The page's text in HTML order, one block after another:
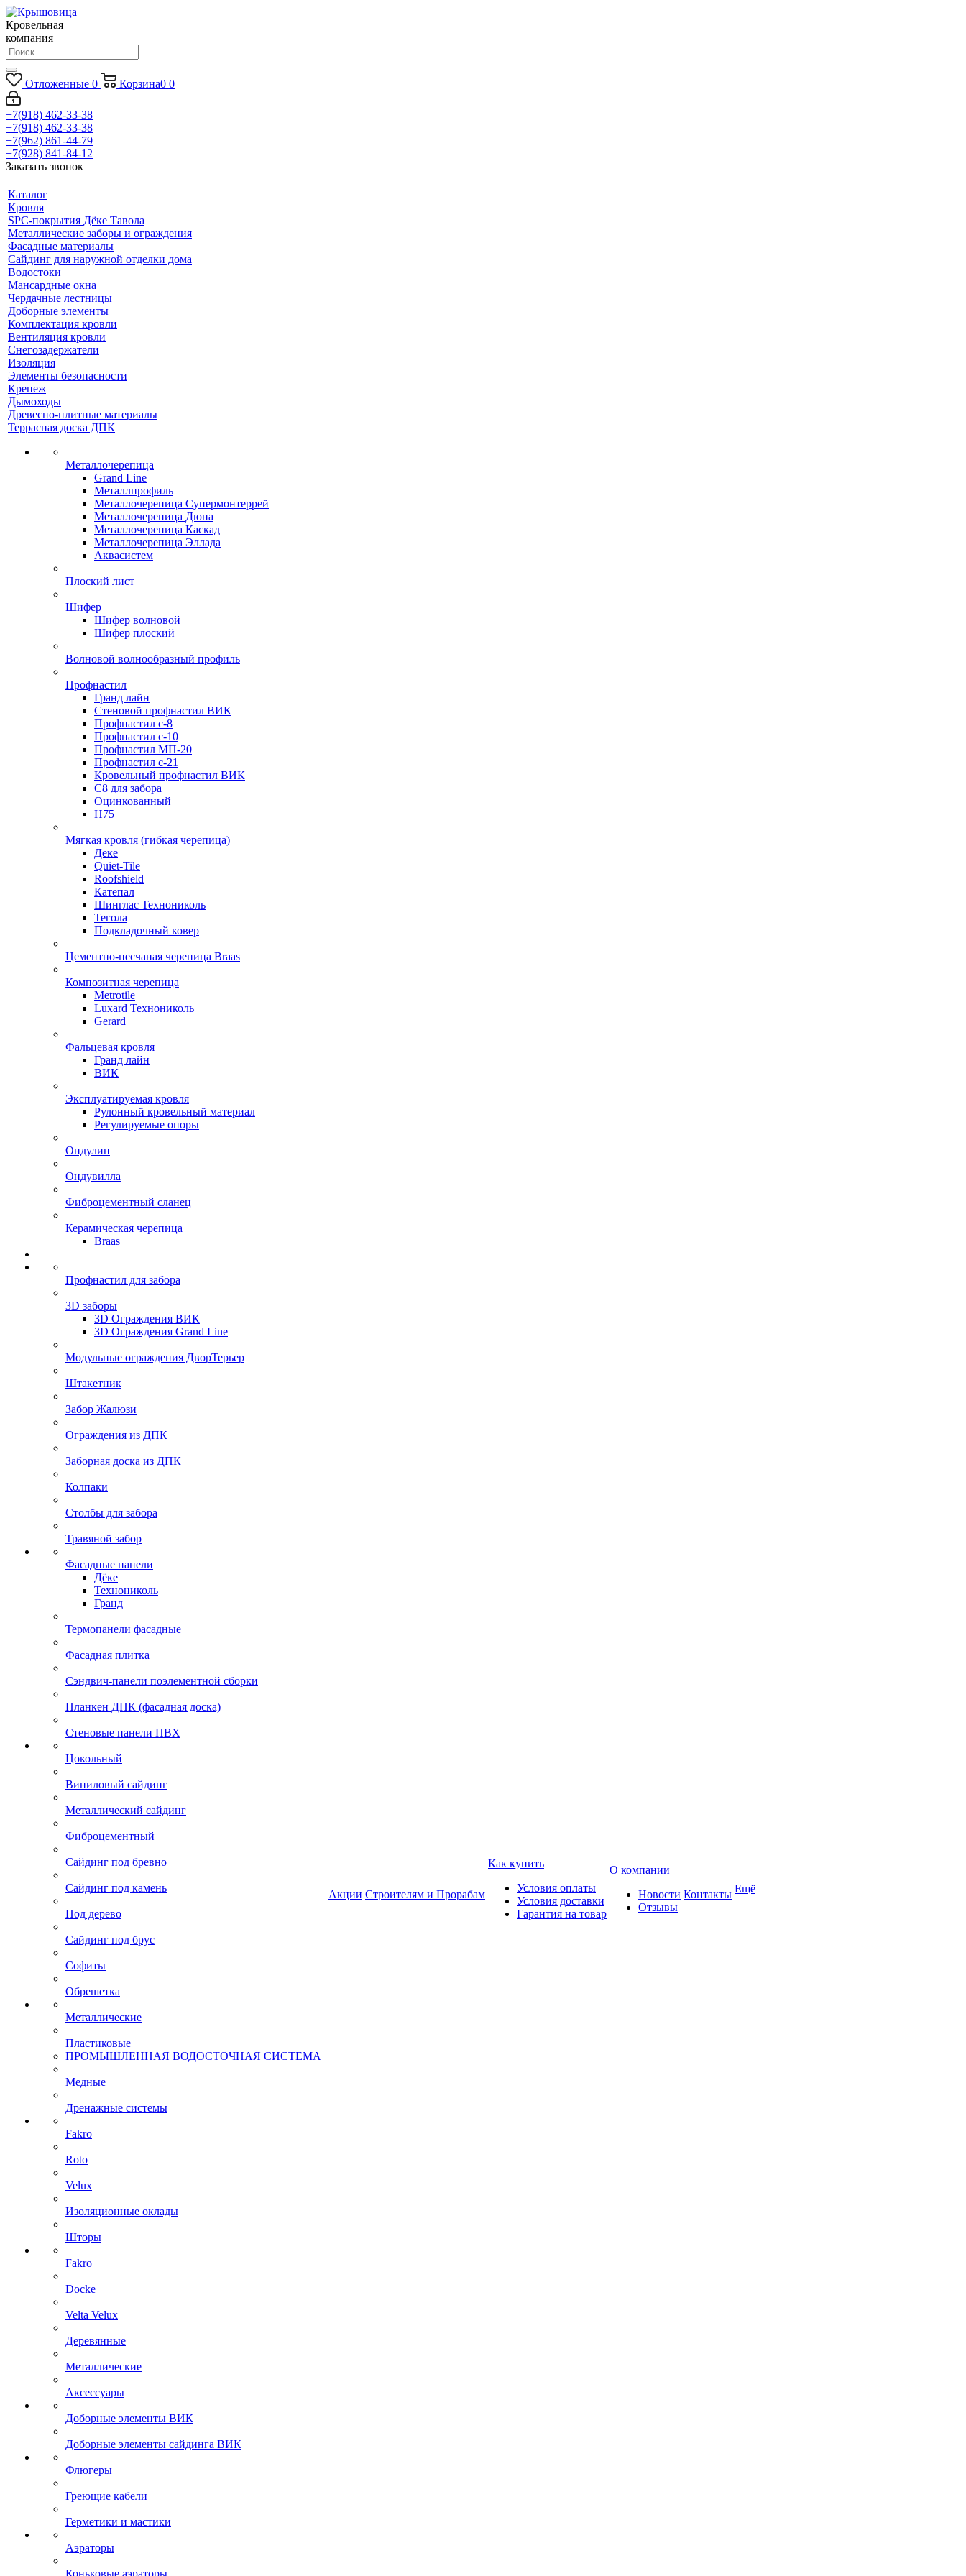
Кровельная
компания
Отложенные 0 Корзина0 0
+7(918) 462-33-38
+7(918) 462-33-38
+7(962) 861-44-79
+7(928) 841-84-12
Заказать звонок
Каталог
Кровля
SPC-покрытия Дёке Тавола
Металлические заборы и ограждения
Фасадные материалы
Сайдинг для наружной отделки дома
Водостоки
Мансардные окна
Чердачные лестницы
Доборные элементы
Комплектация кровли
Вентиляция кровли
Снегозадержатели
Изоляция
Элементы безопасности
Крепеж
Дымоходы
Древесно-плитные материалы
Террасная доска ДПК
Металлочерепица
Grand Line
Металлпрофиль
Металлочерепица Супермонтеррей
Металлочерепица Дюна
Металлочерепица Каскад
Металлочерепица Эллада
Аквасистем
Плоский лист
Шифер
Шифер волновой
Шифер плоский
Волновой волнообразный профиль
Профнастил
Гранд лайн
Стеновой профнастил ВИК
Профнастил с-8
Профнастил с-10
Профнастил МП-20
Профнастил с-21
Кровельный профнастил ВИК
С8 для забора
Оцинкованный
Н75
Мягкая кровля (гибкая черепица)
Деке
Quiet-Tile
Roofshield
Катепал
Шинглас Технониколь
Тегола
Подкладочный ковер
Цементно-песчаная черепица Braas
Композитная черепица
Metrotile
Luxard Технониколь
Gerard
Фальцевая кровля
Гранд лайн
ВИК
Эксплуатируемая кровля
Рулонный кровельный материал
Регулируемые опоры
Ондулин
Ондувилла
Фиброцементный сланец
Керамическая черепица
Braas
Профнастил для забора
3D заборы
3D Ограждения ВИК
3D Ограждения Grand Line
Модульные ограждения ДворТерьер
Штакетник
Забор Жалюзи
Ограждения из ДПК
Заборная доска из ДПК
Колпаки
Столбы для забора
Травяной забор
Фасадные панели
Дёке
Технониколь
Гранд
Термопанели фасадные
Фасадная плитка
Сэндвич-панели поэлементной сборки
Планкен ДПК (фасадная доска)
Стеновые панели ПВХ
Цокольный
Виниловый сайдинг
Металлический сайдинг
Фиброцементный
Сайдинг под бревно
Сайдинг под камень
Под дерево
Сайдинг под брус
Софиты
Обрешетка
Металлические
Пластиковые
ПРОМЫШЛЕННАЯ ВОДОСТОЧНАЯ СИСТЕМА
Медные
Дренажные системы
Fakro
Roto
Velux
Изоляционные оклады
Шторы
Fakro
Docke
Velta Velux
Деревянные
Металлические
Аксессуары
Доборные элементы ВИК
Доборные элементы сайдинга ВИК
Флюгеры
Греющие кабели
Герметики и мастики
Аэраторы
Коньковые аэраторы
Акции Строителям и Прорабам
Как купить
Условия оплаты
Условия доставки
Гарантия на товар
О компании
Новости
Отзывы
Контакты Ещё